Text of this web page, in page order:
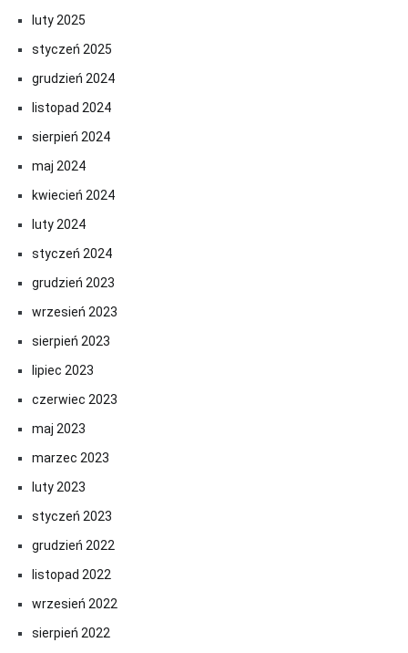
luty 2025
styczeń 2025
grudzień 2024
listopad 2024
sierpień 2024
maj 2024
kwiecień 2024
luty 2024
styczeń 2024
grudzień 2023
wrzesień 2023
sierpień 2023
lipiec 2023
czerwiec 2023
maj 2023
marzec 2023
luty 2023
styczeń 2023
grudzień 2022
listopad 2022
wrzesień 2022
sierpień 2022